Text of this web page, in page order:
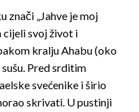
znači „Jahve je moj
cijeli svoj život i
kralju Ahabu (oko
Pred srditim
svećenike i širio
skrivati. U pustinji